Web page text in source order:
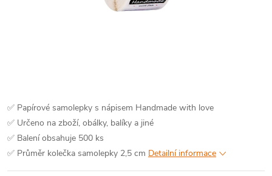
✅ Papírové samolepky s nápisem Handmade with love
✅ Určeno na zboží, obálky, balíky a jiné
✅ Balení obsahuje 500 ks
✅ Průměr kolečka samolepky 2,5 cm Detailní informace